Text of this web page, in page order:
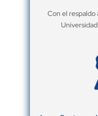
Con el respaldo